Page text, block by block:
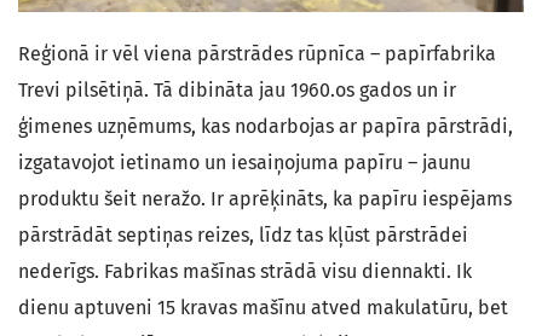
Reģionā ir vēl viena pārstrādes rūpnīca – papīrfabrika
Trevi pilsētiņā. Tā dibināta jau 1960.os gados un ir
ģimenes uzņēmums, kas nodarbojas ar papīra pārstrādi,
izgatavojot ietinamo un iesaiņojuma papīru – jaunu
produktu šeit neražo. Ir aprēķināts, ka papīru iespējams
pārstrādāt septiņas reizes, līdz tas kļūst pārstrādei
nederīgs. Fabrikas mašīnas strādā visu diennakti. Ik
dienu aptuveni 15 kravas mašīnu atved makulatūru, bet